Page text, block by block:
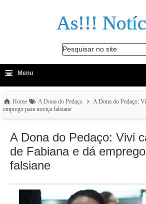
As!!!
Pesquisar no site
-
≡ Menu
Home A Dona do Pedaço
A Dona do Pedaço:
emprego para noviça falsiane
A Dona do Pedaço: Vivi
de Fabiana e dá
falsiane